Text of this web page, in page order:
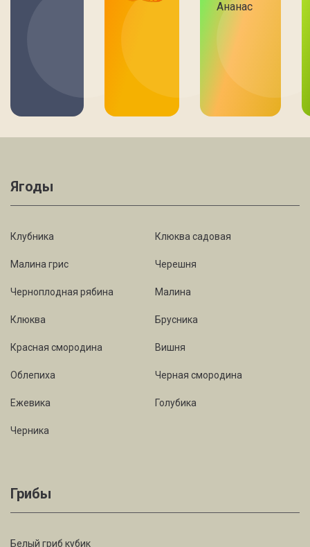
Ягоды
Клубника Клюква садовая
Малина грис Черешня
Черноплодная рябина Малина
Клюква Брусника
Красная смородина Вишня
Облепиха Черная смородина
Ежевика Голубика
Черника
Грибы
Белый гриб кубик